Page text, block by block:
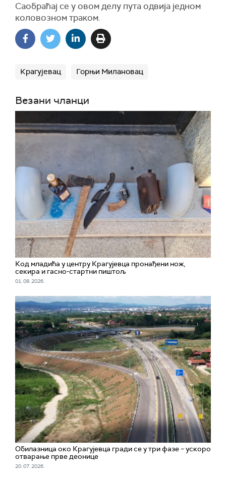
Саобраћај се у овом делу пута одвија једном
коловозном траком.
Крагујевац Горњи Милановац
Везани чланци
Код младића у центру Крагујевца пронађени нож,
секира и гасно-стартни пиштољ
01. 08. 2026.
Обилазница око Крагујевца гради се у три фазе – ускоро
отварање прве деонице
20. 07. 2026.